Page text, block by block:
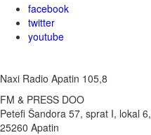
facebook
twitter
youtube
Naxi Radio Apatin 105,8
FM & PRESS DOO
Petefi Šandora 57, sprat I, lokal 6,
25260 Apatin